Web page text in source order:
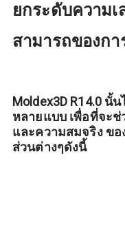
ยกระดับความ
สามารถของก
Moldex3D R14.0
หลายแบบ เพื่อที่จะช่
และความสมจริง ขอ
ส่วนต่างๆดังนี้